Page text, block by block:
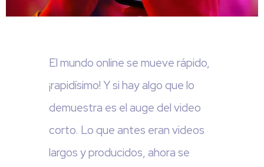
El mundo online se mueve rápido,
¡rapidísimo! Y si hay algo que lo
demuestra es el auge del video
corto. Lo que antes eran videos
largos y producidos, ahora se